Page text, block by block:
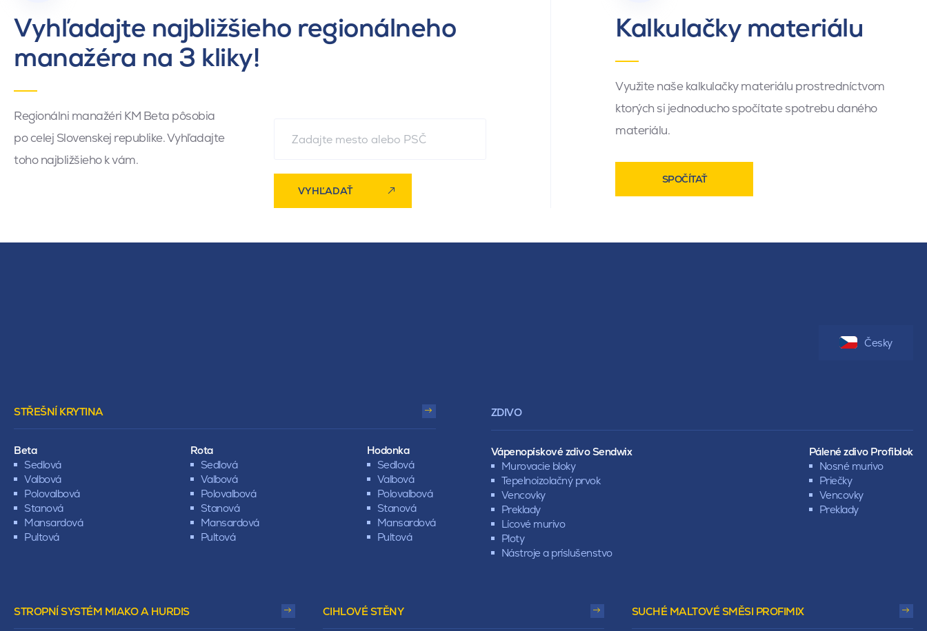
Vyhľadajte najbližšieho regionálneho
manažéra na 3 kliky!
Regionálni manažéri KM Beta pôsobia
po celej Slovenskej republike. Vyhľadajte
toho najbližšieho k vám.
VYHĽADAŤ
Kalkulačky materiálu
Využite naše kalkulačky materiálu prostredníctvom
ktorých si jednoducho spočítate spotrebu daného
materiálu.
SPOČÍTAŤ
STŘEŠNÍ KRYTINA
Beta
Sedlová
Valbová
Polovalbová
Stanová
Mansardová
Pultová
Rota
Sedlová
Valbová
Polovalbová
Stanová
Mansardová
Pultová
Hodonka
Sedlová
Valbová
Polovalbová
Stanová
Mansardová
Pultová
ZDIVO
Vápenopískové zdivo Sendwix
Murovacie bloky
Tepelnoizolačný prvok
Vencovky
Preklady
Lícové murivo
Ploty
Nástroje a príslušenstvo
Pálené zdivo Profiblok
Nosné murivo
Priečky
Vencovky
Preklady
STROPNÍ SYSTÉM MIAKO A HURDIS CIHLOVÉ STĚNY SUCHÉ MALTOVÉ SMĚSI PROFIMIX
Česky